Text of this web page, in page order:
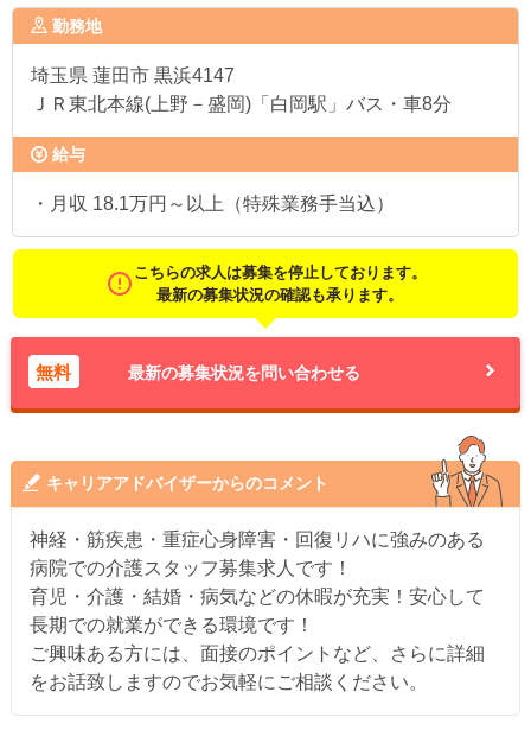
勤務地
埼玉県 蓮田市 黒浜4147
ＪＲ東北本線(上野－盛岡)「白岡駅」バス・車8分
給与
・月収 18.1万円～以上（特殊業務手当込）
こちらの求人は募集を停止しております。
最新の募集状況の確認も承ります。
無料 最新の募集状況を問い合わせる
キャリアアドバイザーからのコメント
神経・筋疾患・重症心身障害・回復リハに強みのある
病院での介護スタッフ募集求人です！
育児・介護・結婚・病気などの休暇が充実！安心して
長期での就業ができる環境です！
ご興味ある方には、面接のポイントなど、さらに詳細
をお話致しますのでお気軽にご相談ください。